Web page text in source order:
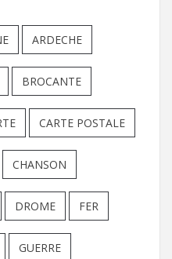
ARDECHE
BROCANTE
CARTE POSTALE
CHANSON
DROME FER
GUERRE